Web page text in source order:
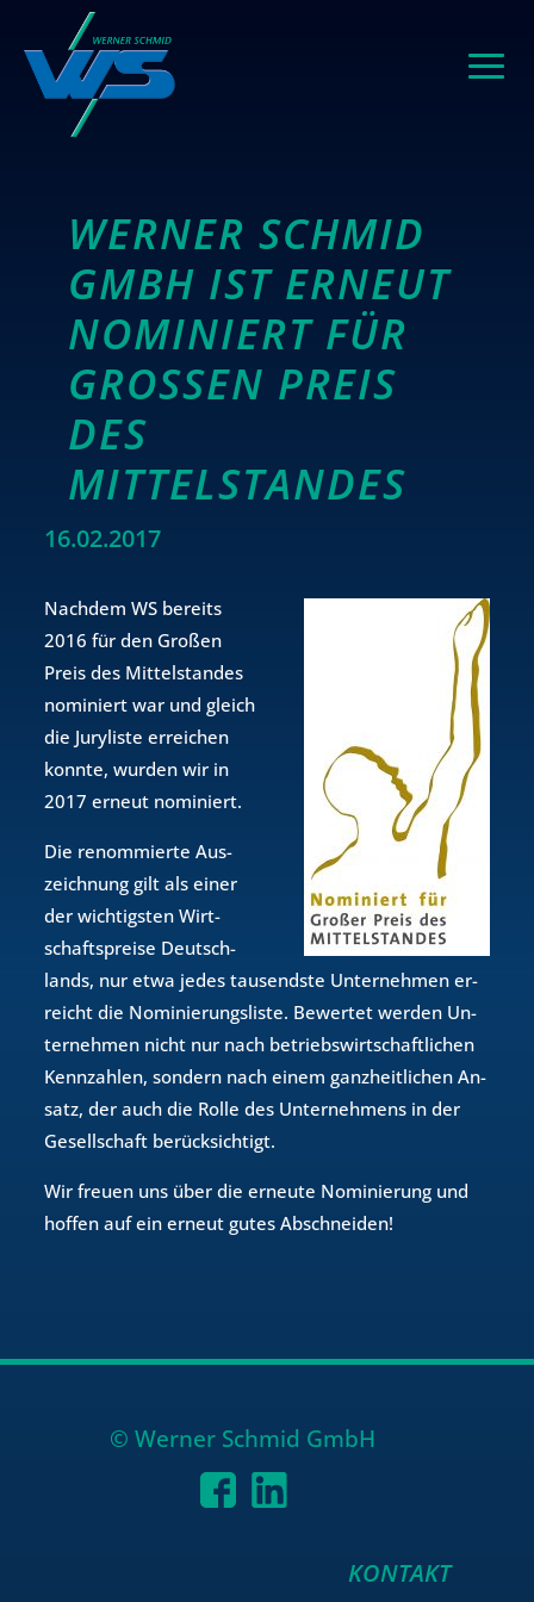
WERNER SCHMID
GMBH IST ERNEUT
NOMINIERT FÜR
GROSSEN PREIS D
ES M
ITTELSTANDES
16.02.2017
Nach­dem WS be­reits
2016 für den Gro­ßen
Preis des Mit­tel­stan­des
no­mi­niert war und gleich
die Ju­ry­lis­te er­rei­chen
konn­te, wur­den wir in
2017 er­neut no­mi­niert.
Die re­nom­mier­te Aus­
zeich­nung gilt als einer
der wich­tigs­ten Wirt­
schafts­prei­se Deutsch­
lands, nur etwa jedes tau­sends­te Un­ter­neh­men er­
reicht die No­mi­nie­rungs­lis­te. Be­wer­tet wer­den Un­
ter­neh­men nicht nur nach be­triebs­wirt­schaft­li­chen
Kenn­zah­len, son­dern nach einem ganz­heit­li­chen An­
satz, der auch die Rolle des Un­ter­neh­mens in der
Ge­sell­schaft be­rück­sich­tigt.
Wir freu­en uns über die er­neu­te No­mi­nie­rung und
hof­fen auf ein er­neut gutes Ab­schnei­den!
© Wer­ner Schmid GmbH
KONTAKT